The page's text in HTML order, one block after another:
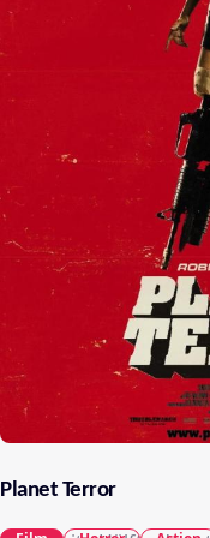
Planet Terror